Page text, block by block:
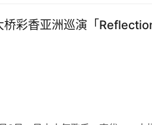
桥彩香亚洲巡演「